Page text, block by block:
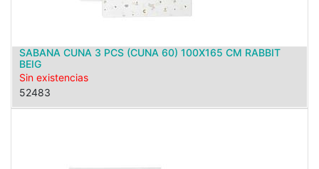
SABANA CUNA 3 PCS (CUNA 60) 100X165 CM RABBIT
BEIG
Sin existencias
52483